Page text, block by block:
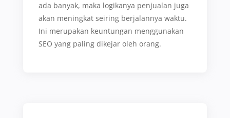
ada banyak, maka logikanya penjualan juga
akan meningkat seiring berjalannya waktu.
Ini merupakan keuntungan menggunakan
SEO yang paling dikejar oleh orang.